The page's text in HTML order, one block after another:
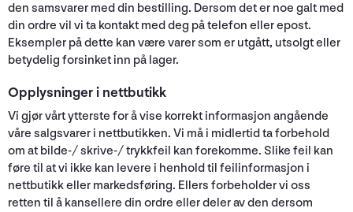
den samsvarer med din bestilling. Dersom det er noe galt med
din ordre vil vi ta kontakt med deg på telefon eller epost.
Eksempler på dette kan være varer som er utgått, utsolgt eller
betydelig forsinket inn på lager.
Opplysninger i nettbutikk
Vi gjør vårt ytterste for å vise korrekt informasjon angående
våre salgsvarer i nettbutikken. Vi må i midlertid ta forbehold
om at bilde-/ skrive-/ trykkfeil kan forekomme. Slike feil kan
føre til at vi ikke kan levere i henhold til feilinformasjon i
nettbutikk eller markedsføring. Ellers forbeholder vi oss
retten til å kansellere din ordre eller deler av den dersom